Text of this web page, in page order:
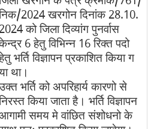
2024 खरगोन दिनांक 28.10.
2024 को जिला दिव्यांग पुनर्वास
6 हेतु विभिन्न 16 रिक्त पदो
भर्ति विज्ञापन प्रकाशित किया ग
था।
भर्ति को अपरिहार्य कारणो से
किया जाता है। भर्ति विज्ञापन
समय मे वांछित संशोधनो के